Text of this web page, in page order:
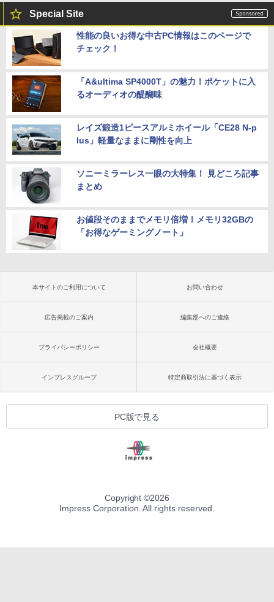
Special Site
性能の良いお得な中古PC情報はこのページで
チェック！
「A&ultima SP4000T」の魅力！ポケットに入
るオーディオの醍醐味
レイズ鍛造1ピースアルミホイール「CE28 N-p
lus」軽量なままに剛性を向上
ソニーミラーレス一眼の大特集！ 見どころ記事
まとめ
お値段そのままでメモリ倍増！メモリ32GBの
「お得なゲーミングノート」
本サイトのご利用について お問い合わせ
広告掲載のご案内 編集部へのご連絡
プライバシーポリシー 会社概要
インプレスグループ 特定商取引法に基づく表示
PC版で見る
Copyright ©2026
Impress Corporation. All rights reserved.